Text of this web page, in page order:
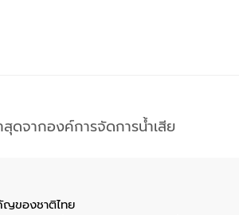
สุดจากองค์การจัดการน้ำเสีย
ของชาติไทย